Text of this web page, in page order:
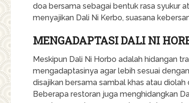
doa bersama sebagai bentuk rasa syukur
menyajikan Dali Ni Kerbo, suasana
MENGADAPTASI DALI NI
Meskipun Dali Ni Horbo adalah hidangan
mengadaptasinya agar lebih sesuai
disajikan bersama sambal khas atau
Beberapa restoran juga menghidangkan